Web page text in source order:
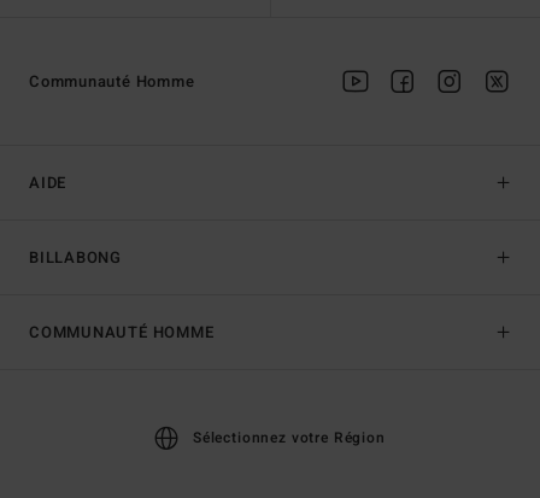
AIDE
BILLABONG
Communauté Homme
COMMUNAUTÉ HOMME
Sélectionnez votre Région